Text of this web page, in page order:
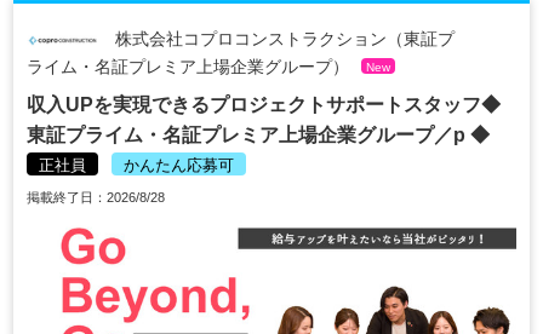
株式会社コプロコンストラクション（東証プ
ライム・名証プレミア上場企業グループ）
New
収入UPを実現できるプロジェクトサポートスタッフ◆
東証プライム・名証プレミア上場企業グループ／p ◆
正社員 かんたん応募可
掲載終了日：2026/8/28